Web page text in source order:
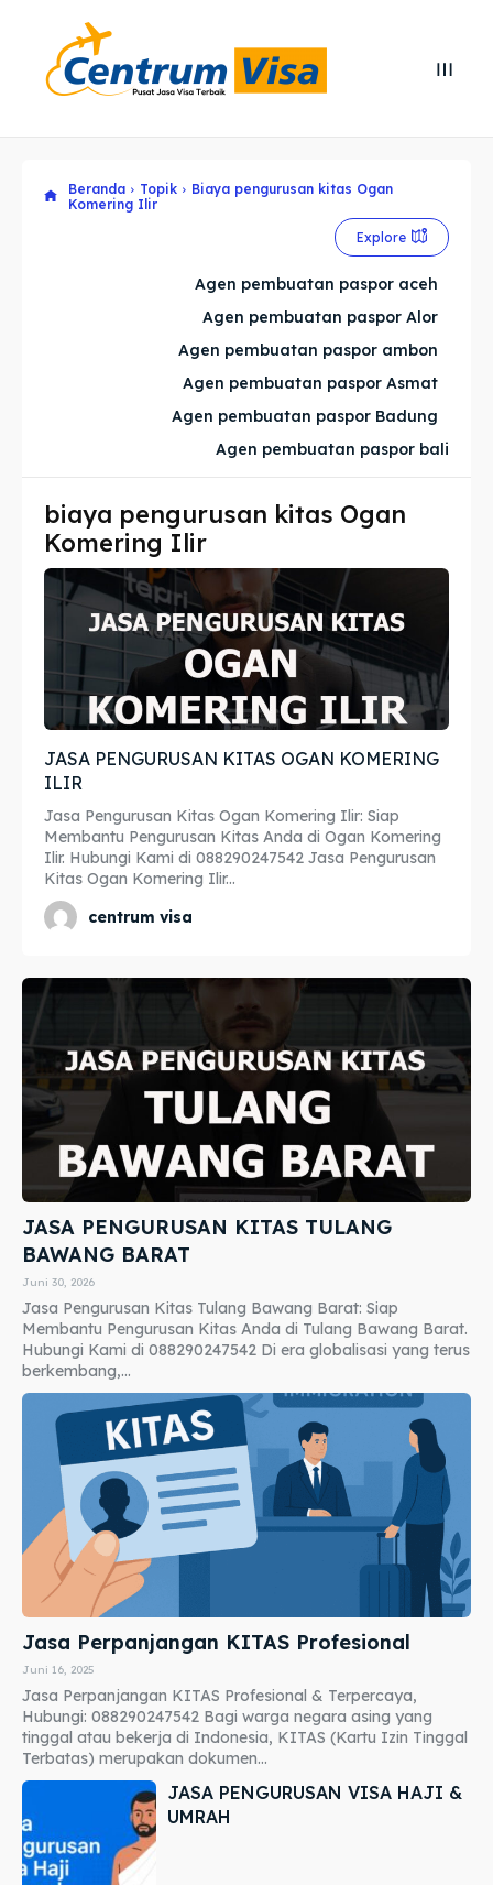
Explore our destinations
Imta
Legalisir
Apostille
Penerjemah
Asuransi
Blog
Cari
Explore our destinations
Imta
Legalisir
Apostille
Penerjemah
Asuransi
Blog
Cari
Beranda Topik
Biaya pengurusan kitas Ogan
Komering Ilir
Explore
Agen pembuatan paspor aceh
Agen pembuatan paspor Alor
Agen pembuatan paspor ambon
Agen pembuatan paspor Asmat
Agen pembuatan paspor Badung
Agen pembuatan paspor bali
biaya pengurusan kitas Ogan
Komering Ilir
JASA PENGURUSAN KITAS OGAN KOMERING
ILIR
Jasa Pengurusan Kitas Ogan Komering Ilir: Siap
Membantu Pengurusan Kitas Anda di Ogan Komering
Ilir. Hubungi Kami di 088290247542 Jasa Pengurusan
Kitas Ogan Komering Ilir...
centrum visa
JASA PENGURUSAN KITAS TULANG
BAWANG BARAT
Juni 30, 2026
Jasa Pengurusan Kitas Tulang Bawang Barat: Siap
Membantu Pengurusan Kitas Anda di Tulang Bawang Barat.
Hubungi Kami di 088290247542 Di era globalisasi yang terus
berkembang,...
Jasa Perpanjangan KITAS Profesional
Juni 16, 2025
Jasa Perpanjangan KITAS Profesional & Terpercaya,
Hubungi: 088290247542 Bagi warga negara asing yang
tinggal atau bekerja di Indonesia, KITAS (Kartu Izin Tinggal
Terbatas) merupakan dokumen...
JASA PENGURUSAN VISA HAJI &
UMRAH